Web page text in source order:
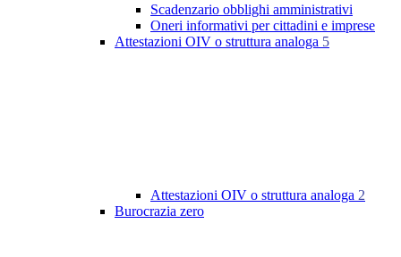
Scadenzario obblighi amministrativi
Oneri informativi per cittadini e imprese
Attestazioni OIV o struttura analoga 5
Attestazioni OIV o struttura analoga 2
Burocrazia zero